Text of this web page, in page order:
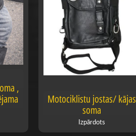
,
Motociklistu jostas/ kājas
soma
Izpārdots